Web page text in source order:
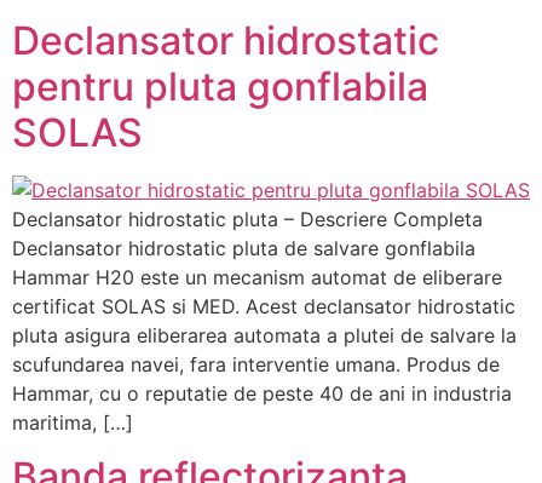
Declansator hidrostatic
pentru pluta gonflabila
SOLAS
Declansator hidrostatic pluta – Descriere Completa
Declansator hidrostatic pluta de salvare gonflabila
Hammar H20 este un mecanism automat de eliberare
certificat SOLAS si MED. Acest declansator hidrostatic
pluta asigura eliberarea automata a plutei de salvare la
scufundarea navei, fara interventie umana. Produs de
Hammar, cu o reputatie de peste 40 de ani in industria
maritima, […]